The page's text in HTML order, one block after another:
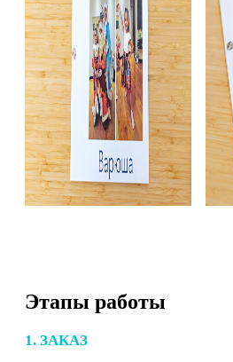
Этапы работы
1. ЗАКАЗ